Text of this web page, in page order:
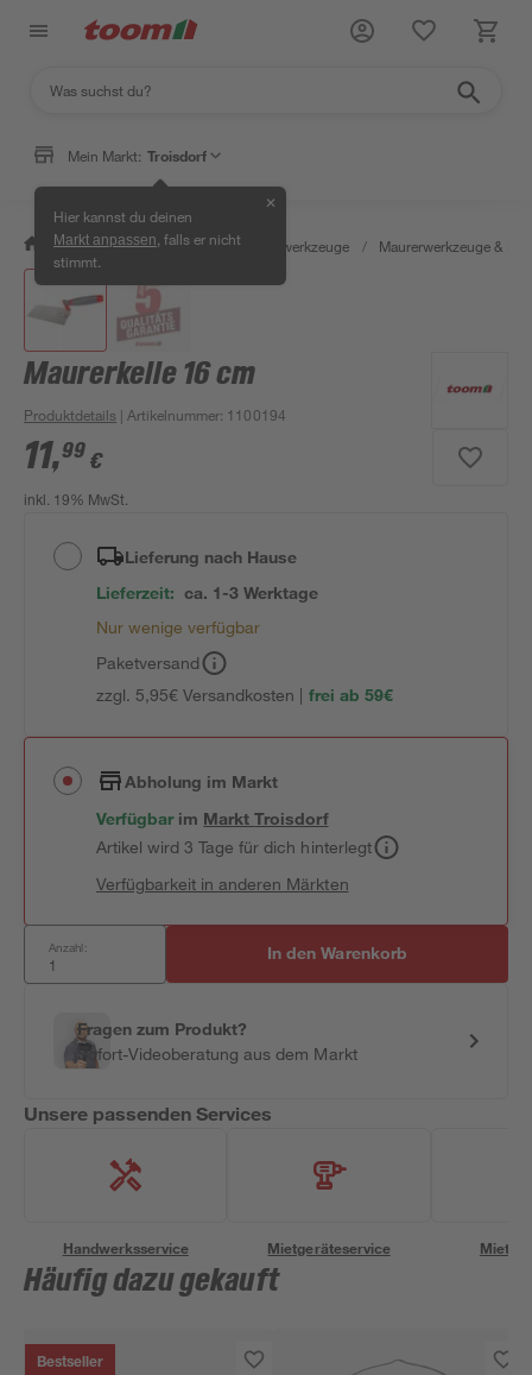
Mein Markt: Troisdorf
Hier kannst du deinen
Markt anpassen , falls er nicht
stimmt.
✕
/ Werkstatt & Maschinen / Handwerkzeuge / Maurerwerkzeuge &
Maurerkelle 16 cm
Produktdetails | Artikelnummer: 1100194
11,99 €
inkl. 19% MwSt.
Lieferung nach Hause
Lieferzeit: ca. 1-3 Werktage
Nur wenige verfügbar
Paketversand
zzgl. 5,95€ Versandkosten | frei ab 59€
Abholung im Markt
Verfügbar im MarktTroisdorf
Artikel wird 3 Tage für dich hinterlegt
Verfügbarkeit in anderen Märkten
Anzahl: In den Warenkorb
Fragen zum Produkt?
Sofort-Videoberatung aus dem Markt
Unsere passenden Services
Handwerksservice Mietgeräteservice
Häufig dazu gekauft
Bestseller